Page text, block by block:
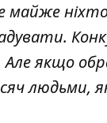
майже
якщо
людьми,